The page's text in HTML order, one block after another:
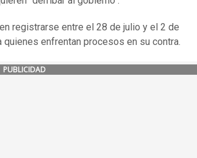
registrarse entre el 28 de julio y el 2 de
enfrentan procesos en su contra.
PUBLICIDAD